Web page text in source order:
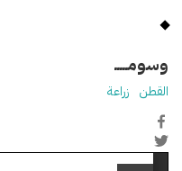
وسومـــــ
القطن زراعة